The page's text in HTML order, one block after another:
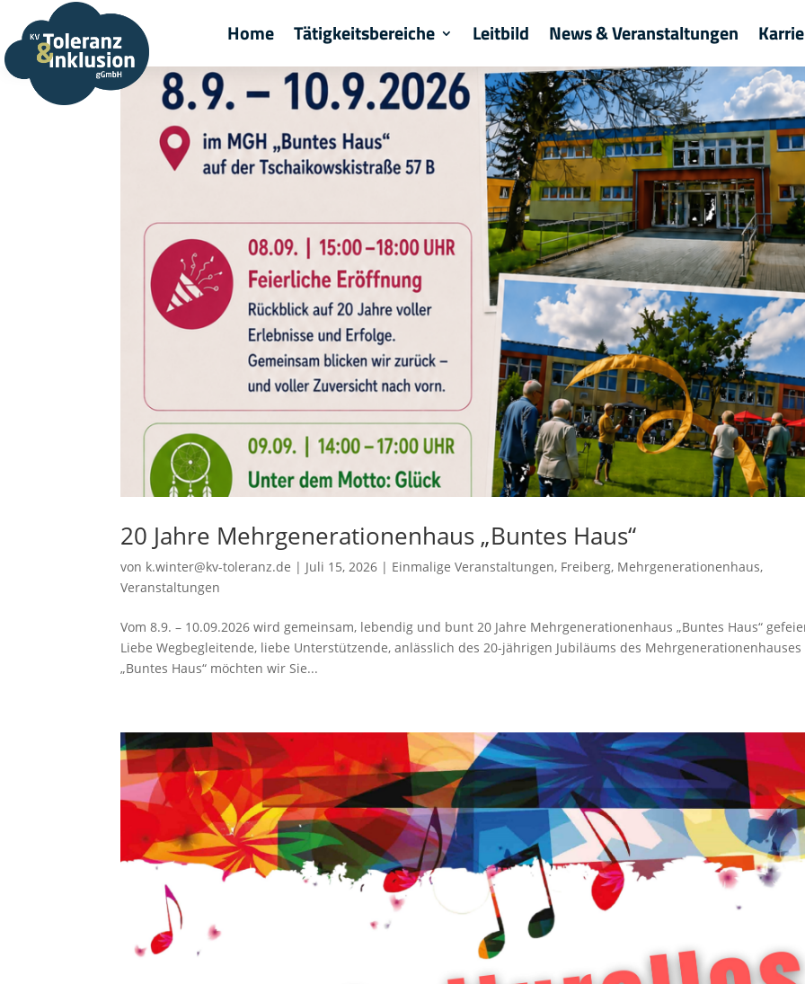
Home Tätigkeitsbereiche Leitbild News & Veranstaltungen
20 Jahre Mehrgenerationenhaus „Buntes Haus“
von k.winter@kv-toleranz.de | Juli 15, 2026 | Einmalige Veranstaltungen, Freiberg, Mehrgenerationenhaus,
Veranstaltungen
Vom 8.9. – 10.09.2026 wird gemeinsam, lebendig und bunt 20 Jahre Mehrgenerationenhaus „Buntes Haus“
Liebe Wegbegleitende, liebe Unterstützende, anlässlich des 20-jährigen Jubiläums des Mehrgenerationenhauses
„Buntes Haus“ möchten wir Sie...